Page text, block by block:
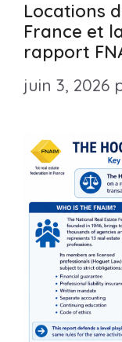
Locations
France et
rapport
juin 3, 2026